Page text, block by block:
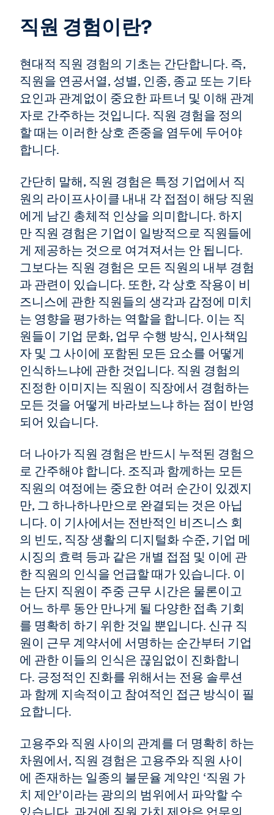
직원 경험이란?
현대적 직원 경험의 기초는 간단합니다. 즉,
직원을 연공서열, 성별, 인종, 종교 또는 기타
요인과 관계없이 중요한 파트너 및 이해 관계
자로 간주하는 것입니다. 직원 경험을 정의
할 때는 이러한 상호 존중을 염두에 두어야
합니다.
간단히 말해, 직원 경험은 특정 기업에서 직
원의 라이프사이클 내내 각 접점이 해당 직원
에게 남긴 총체적 인상을 의미합니다. 하지
만 직원 경험은 기업이 일방적으로 직원들에
게 제공하는 것으로 여겨져서는 안 됩니다.
그보다는 직원 경험은 모든 직원의 내부 경험
과 관련이 있습니다. 또한, 각 상호 작용이 비
즈니스에 관한 직원들의 생각과 감정에 미치
는 영향을 평가하는 역할을 합니다. 이는 직
원들이 기업 문화, 업무 수행 방식, 인사책임
자 및 그 사이에 포함된 모든 요소를 어떻게
인식하느냐에 관한 것입니다. 직원 경험의
진정한 이미지는 직원이 직장에서 경험하는
모든 것을 어떻게 바라보느냐 하는 점이 반영
되어 있습니다.
더 나아가 직원 경험은 반드시 누적된 경험으
로 간주해야 합니다. 조직과 함께하는 모든
직원의 여정에는 중요한 여러 순간이 있겠지
만, 그 하나하나만으로 완결되는 것은 아닙
니다. 이 기사에서는 전반적인 비즈니스 회
의 빈도, 직장 생활의 디지털화 수준, 기업 메
시징의 효력 등과 같은 개별 접점 및 이에 관
한 직원의 인식을 언급할 때가 있습니다. 이
는 단지 직원이 주중 근무 시간은 물론이고
어느 하루 동안 만나게 될 다양한 접촉 기회
를 명확히 하기 위한 것일 뿐입니다. 신규 직
원이 근무 계약서에 서명하는 순간부터 기업
에 관한 이들의 인식은 끊임없이 진화합니
다. 긍정적인 진화를 위해서는 전용 솔루션
과 함께 지속적이고 참여적인 접근 방식이 필
요합니다.
고용주와 직원 사이의 관계를 더 명확히 하는
차원에서, 직원 경험은 고용주와 직원 사이
에 존재하는 일종의 불문율 계약인 ‘직원 가
치 제안’이라는 광의의 범위에서 파악할 수